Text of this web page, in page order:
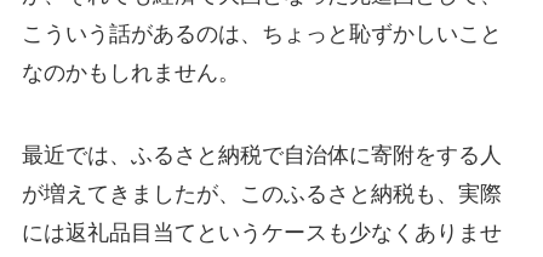
こういう話があるのは、ちょっと恥ずかしいこと
なのかもしれません。
最近では、ふるさと納税で自治体に寄附をする人
が増えてきましたが、このふるさと納税も、実際
には返礼品目当てというケースも少なくありませ